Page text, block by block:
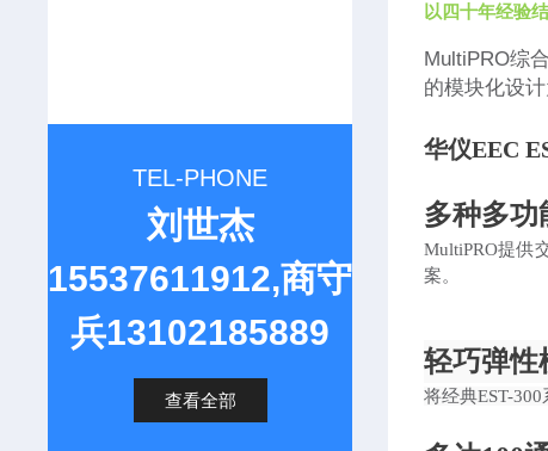
TEL-PHONE
刘世杰
15537611912,商守
兵13102185889
查看全部
以四十年经验
MultiPRO综
的模块化设
华仪EEC
多种多功
MultiPRO提供
案。
轻巧弹性
将经典EST-